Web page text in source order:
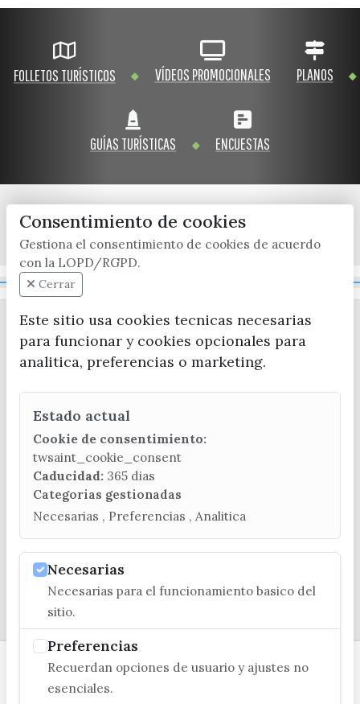
FOLLETOS TURÍSTICOS VÍDEOS PROMOCIONALES PLANOS
GUÍAS TURÍSTICAS ENCUESTAS
x / twitter facebook youtube instagram
CONTACTA CON LA OFICINA DE TURISMO
(+34) 952 541 104
turismo@velezmalaga.es
C/ Poniente, 2. CP 29740 - Torre del Mar
Consentimiento de cookies
Gestiona el consentimiento de cookies de acuerdo
con la LOPD/RGPD.
Cerrar
Este sitio usa cookies tecnicas necesarias
para funcionar y cookies opcionales para
analitica, preferencias o marketing.
Estado actual
Cookie de consentimiento:
twsaint_cookie_consent
Caducidad: 365 dias
Categorias gestionadas
Necesarias , Preferencias , Analitica
Necesarias
Necesarias para el funcionamiento basico del
sitio.
Preferencias
Recuerdan opciones de usuario y ajustes no
esenciales.